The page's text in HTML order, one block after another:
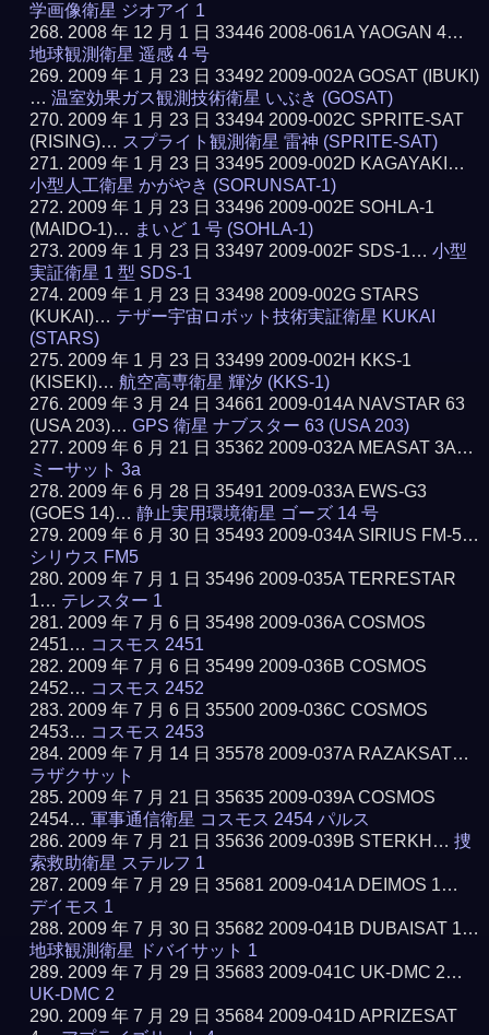
学画像衛星 ジオアイ 1
2008 年 12 月 1 日 33446 2008-061A YAOGAN 4…
地球観測衛星 遥感 4 号
2009 年 1 月 23 日 33492 2009-002A GOSAT (IBUKI)
…温室効果ガス観測技術衛星 いぶき (GOSAT)
2009 年 1 月 23 日 33494 2009-002C SPRITE-SAT
(RISING)… スプライト観測衛星 雷神 (SPRITE-SAT)
2009 年 1 月 23 日 33495 2009-002D KAGAYAKI…
小型人工衛星 かがやき (SORUNSAT-1)
2009 年 1 月 23 日 33496 2009-002E SOHLA-1
(MAIDO-1)… まいど 1 号 (SOHLA-1)
2009 年 1 月 23 日 33497 2009-002F SDS-1…小型
実証衛星 1 型 SDS-1
2009 年 1 月 23 日 33498 2009-002G STARS
(KUKAI)… テザー宇宙ロボット技術実証衛星 KUKAI
(STARS)
2009 年 1 月 23 日 33499 2009-002H KKS-1
(KISEKI)…航空高専衛星 輝汐 (KKS-1)
2009 年 3 月 24 日 34661 2009-014A NAVSTAR 63
(USA 203)…GPS 衛星 ナブスター 63 (USA 203)
2009 年 6 月 21 日 35362 2009-032A MEASAT 3A…
ミーサット 3a
2009 年 6 月 28 日 35491 2009-033A EWS-G3
(GOES 14)…静止実用環境衛星 ゴーズ 14 号
2009 年 6 月 30 日 35493 2009-034A SIRIUS FM-5…
シリウス FM5
2009 年 7 月 1 日 35496 2009-035A TERRESTAR
1… テレスター 1
2009 年 7 月 6 日 35498 2009-036A COSMOS
2451… コスモス 2451
2009 年 7 月 6 日 35499 2009-036B COSMOS
2452… コスモス 2452
2009 年 7 月 6 日 35500 2009-036C COSMOS
2453… コスモス 2453
2009 年 7 月 14 日 35578 2009-037A RAZAKSAT…
ラザクサット
2009 年 7 月 21 日 35635 2009-039A COSMOS
2454…軍事通信衛星 コスモス 2454 パルス
2009 年 7 月 21 日 35636 2009-039B STERKH…捜
索救助衛星 ステルフ 1
2009 年 7 月 29 日 35681 2009-041A DEIMOS 1…
デイモス 1
2009 年 7 月 30 日 35682 2009-041B DUBAISAT 1…
地球観測衛星 ドバイサット 1
2009 年 7 月 29 日 35683 2009-041C UK-DMC 2…
UK-DMC 2
2009 年 7 月 29 日 35684 2009-041D APRIZESAT